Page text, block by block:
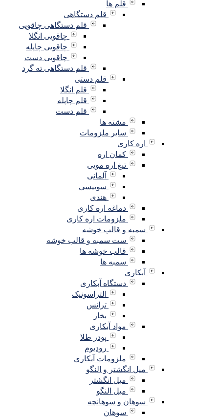
قلم ها
قلم دستگاهی
قلم دستگاهی چاقویی
چاقویی انگلا
چاقویی چاپله
چاقویی دست
قلم دستگاهی ته گرد
قلم دستی
قلم انگلا
قلم چاپله
قلم دست
مشته ها
سایر ملزومات
اره کاری
کمان اره
تیغ اره مویی
آلمانی
سوییسی
هندی
دماغه اره کاری
ملزومات اره کاری
سمبه و قالب خوشه
ست سمبه و قالب خوشه
قالب خوشه ها
سمبه ها
آبکاری
دستگاه آبکاری
التراسونیک
ترانس
بخار
مواد آبکاری
پودر طلا
رودیوم
ملزومات آبکاری
میل انگشتر و النگو
میل انگشتر
میل النگو
سوهان و سوهانچه
سوهان